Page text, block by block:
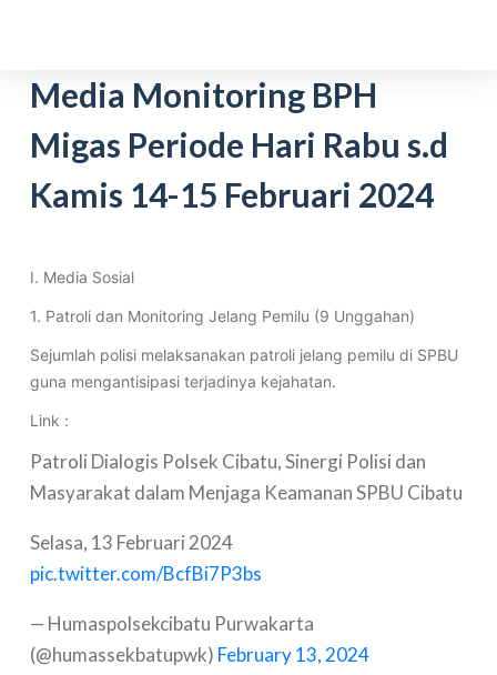
p
o
Media Monitoring BPH
Migas Periode Hari Rabu s.d
Kamis 14-15 Februari 2024
I. Media Sosial
1. Patroli dan Monitoring Jelang Pemilu (9 Unggahan)
Sejumlah polisi melaksanakan patroli jelang pemilu di SPBU
guna mengantisipasi terjadinya kejahatan.
Link :
Patroli Dialogis Polsek Cibatu, Sinergi Polisi dan
Masyarakat dalam Menjaga Keamanan SPBU Cibatu
Selasa, 13 Februari 2024
pic.twitter.com/BcfBi7P3bs
— Humaspolsekcibatu Purwakarta
(@humassekbatupwk) February 13, 2024